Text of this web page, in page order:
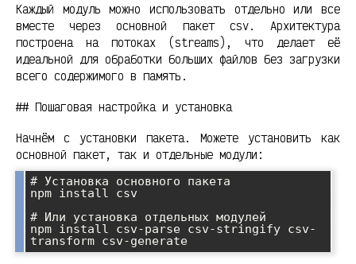
Каждый модуль можно использовать отдельно или все
вместе через основной пакет csv. Архитектура
построена на потоках (streams), что делает её
идеальной для обработки больших файлов без загрузки
всего содержимого в память.
## Пошаговая настройка и установка
Начнём с установки пакета. Можете установить как
основной пакет, так и отдельные модули:
# Установка основного пакета
npm install csv
# Или установка отдельных модулей
npm install csv-parse csv-stringify csv-